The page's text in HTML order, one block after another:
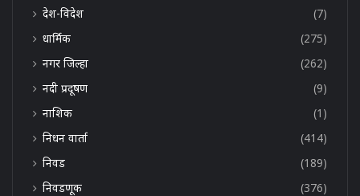
देश-विदेश
(7)
धार्मिक
(275)
नगर जिल्हा
(262)
नदी प्रदूषण
(9)
नाशिक
(1)
निधन वार्ता
(414)
निवड
(189)
निवडणूक
(376)